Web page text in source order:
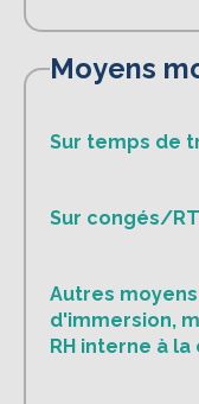
Moyens
Sur temps de
Sur congés/
Autres
d'immersion,
RH interne à